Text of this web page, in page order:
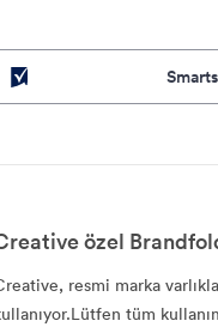
özel
resmi marka
tüm